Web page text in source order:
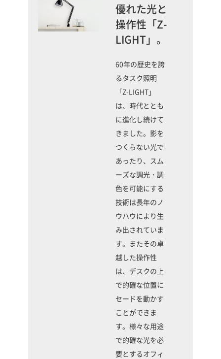
優れた光と
操作性「Z-
LIGHT」。
60年の歴史を誇
るタスク照明
「Z-LIGHT」
は、時代ととも
に進化し続けて
きました。影を
つくらない光で
あったり、スム
ーズな調光・調
色を可能にする
技術は長年のノ
ウハウにより生
み出されていま
す。またその卓
越した操作性
は、デスクの上
で的確な位置に
セードを動かす
ことができま
す。様々な用途
で的確な光を必
要とするオフィ